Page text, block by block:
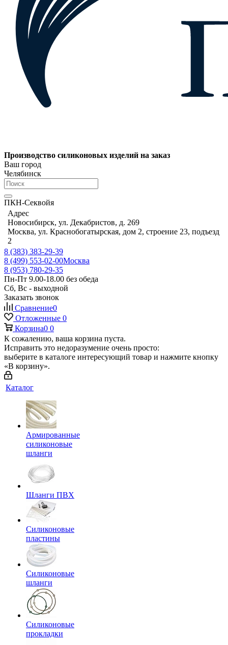
Производство силиконовых изделий на заказ
Ваш город
Челябинск
ПКН-Секвойя
Адрес
Новосибирск, ул. Декабристов, д. 269
Москва, ул. Краснобогатырская, дом 2, строение 23, подъезд
2
8 (383) 383-29-39
8 (499) 553-02-00Москва
8 (953) 780-29-35
Пн-Пт 9.00-18.00 без обеда
Сб, Вс - выходной
Заказать звонок
Сравнение0
Отложенные 0
Корзина0 0
К сожалению, ваша корзина пуста.
Исправить это недоразумение очень просто:
выберите в каталоге интересующий товар и нажмите кнопку
«В корзину».
Каталог
Армированные
силиконовые
шланги
Шланги ПВХ
Силиконовые
пластины
Силиконовые
шланги
Силиконовые
прокладки